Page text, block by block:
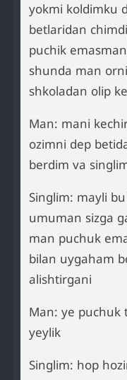
yokmi koldimku
betlaridan
puchik
shunda man
shkoladan olip
Man: mani
ozimni dep
berdim va
Singlim: mayli
umuman sizga
man puchuk
bilan uygaham
alishtirgani
Man: ye puchuk
yeylik
Singlim: hop